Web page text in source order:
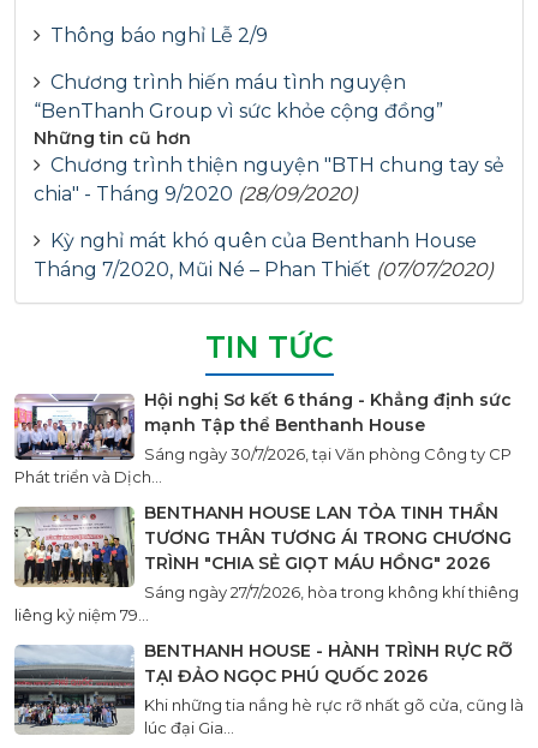
Thông báo nghỉ Lễ 2/9
Chương trình hiến máu tình nguyện
“BenThanh Group vì sức khỏe cộng đồng”
Những tin cũ hơn
Chương trình thiện nguyện "BTH chung tay sẻ
chia" - Tháng 9/2020 (28/09/2020)
Kỳ nghỉ mát khó quên của Benthanh House
Tháng 7/2020, Mũi Né – Phan Thiết (07/07/2020)
TIN TỨC
Hội nghị Sơ kết 6 tháng - Khẳng định sức
mạnh Tập thể Benthanh House
Sáng ngày 30/7/2026, tại Văn phòng Công ty CP
Phát triển và Dịch...
BENTHANH HOUSE LAN TỎA TINH THẦN
TƯƠNG THÂN TƯƠNG ÁI TRONG CHƯƠNG
TRÌNH "CHIA SẺ GIỌT MÁU HỒNG" 2026
Sáng ngày 27/7/2026, hòa trong không khí thiêng
liêng kỷ niệm 79...
BENTHANH HOUSE - HÀNH TRÌNH RỰC RỠ
TẠI ĐẢO NGỌC PHÚ QUỐC 2026
Khi những tia nắng hè rực rỡ nhất gõ cửa, cũng là
lúc đại Gia...